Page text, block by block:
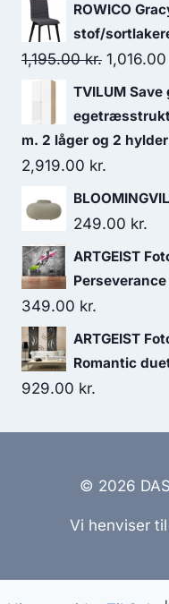
ROWICO
stof/
1,195.00kr. 1,016.00
TVILUM
m. 2 låger og 2 hylder
2,919.00 kr.
249.00 kr.
ARTGEIST
349.00 kr.
ARTGEIST
Romantic
929.00 kr.
© 2026
Vi henviser